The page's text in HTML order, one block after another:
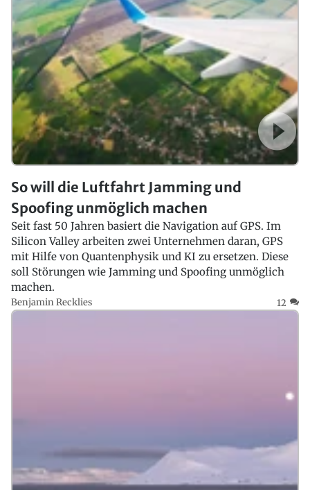
So will die Luftfahrt Jamming und
Spoofing unmöglich machen
Seit fast 50 Jahren basiert die Navigation auf GPS. Im
Silicon Valley arbeiten zwei Unternehmen daran, GPS
mit Hilfe von Quantenphysik und KI zu ersetzen. Diese
soll Störungen wie Jamming und Spoofing unmöglich
machen.
Benjamin Recklies 12